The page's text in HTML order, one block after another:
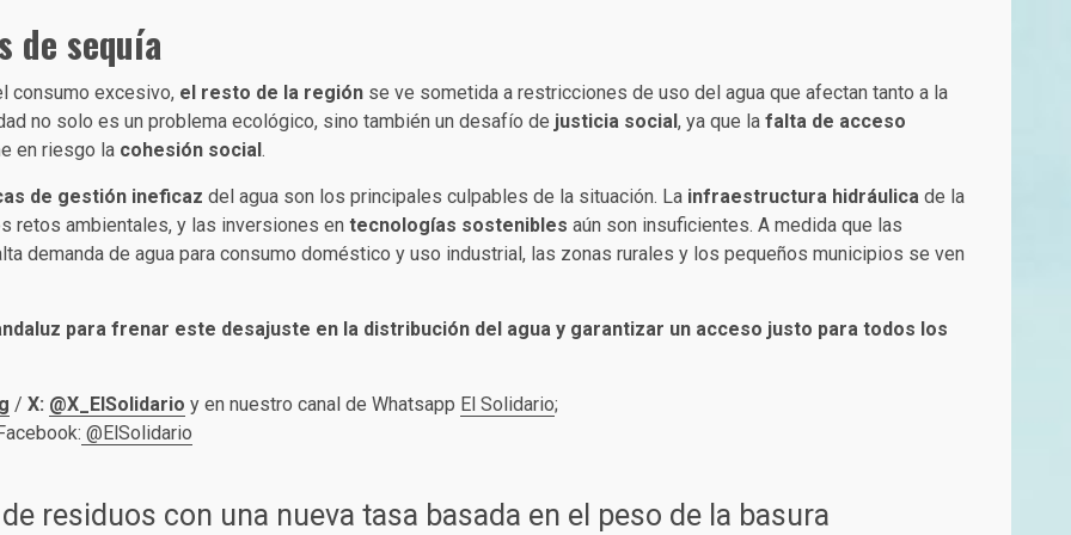
de sequía
consumo excesivo, el resto de la región se ve sometida a restricciones de uso del agua que afectan tanto a la
no solo es un problema ecológico, sino también un desafío de justicia social, ya que la falta de acceso
en riesgo la cohesión social.
de gestión ineficaz del agua son los principales culpables de la situación. La infraestructura hidráulica de la
retos ambientales, y las inversiones en tecnologías sostenibles aún son insuficientes. A medida que las
demanda de agua para consumo doméstico y uso industrial, las zonas rurales y los pequeños municipios se ven
para frenar este desajuste en la distribución del agua y garantizar un acceso justo para todos los
/ X: @X_ElSolidario y en nuestro canal de Whatsapp El Solidario;
@ElSolidario
residuos con una nueva tasa basada en el peso de la basura